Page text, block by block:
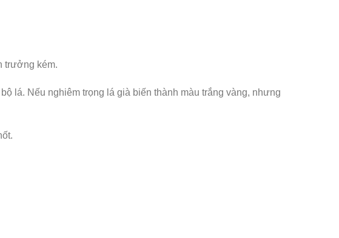
trưởng kém.
lá. Nếu nghiêm trọng lá già biến thành màu trắng vàng, nhưng